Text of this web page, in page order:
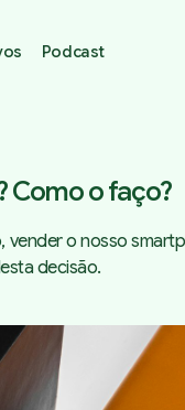
Podcast
Como o faço?
vender o nosso
decisão.